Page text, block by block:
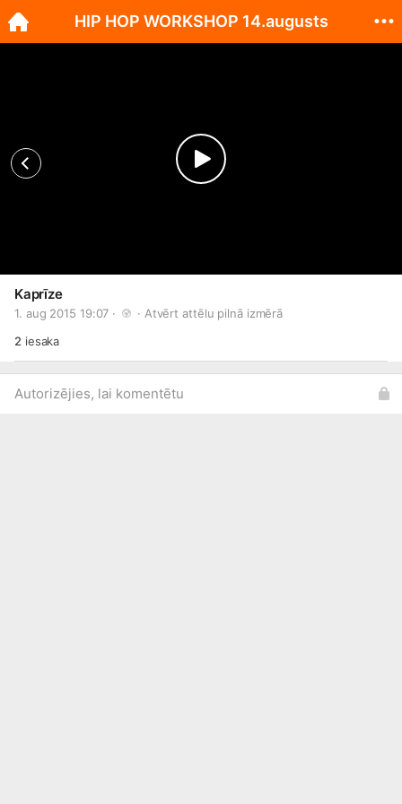
Kaprīze
1. aug 2015 19:07 · · Atvērt attēlu pilnā izmērā
2 iesaka
Autorizējies, lai komentētu
HIP HOP WORKSHOP 14.augusts